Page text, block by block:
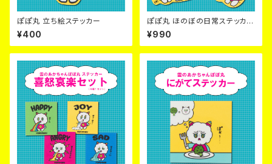
ぽぽ丸 立ち絵ステッカー
¥400
ぽぽ丸 ほのぼの日常ステッカー
【３点セット】
¥990